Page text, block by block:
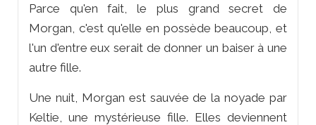
Parce qu'en fait, le plus grand secret de
Morgan, c'est qu'elle en possède beaucoup, et
l'un d'entre eux serait de donner un baiser à une
autre fille.
Une nuit, Morgan est sauvée de la noyade par
Keltie, une mystérieuse fille. Elles deviennent